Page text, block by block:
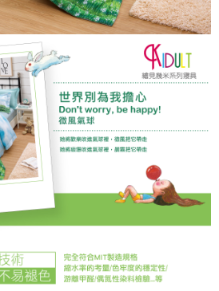
使用他人資訊註冊。若發現惡意使用之情形，
停止該用戶之使用額度並採取法律行動。